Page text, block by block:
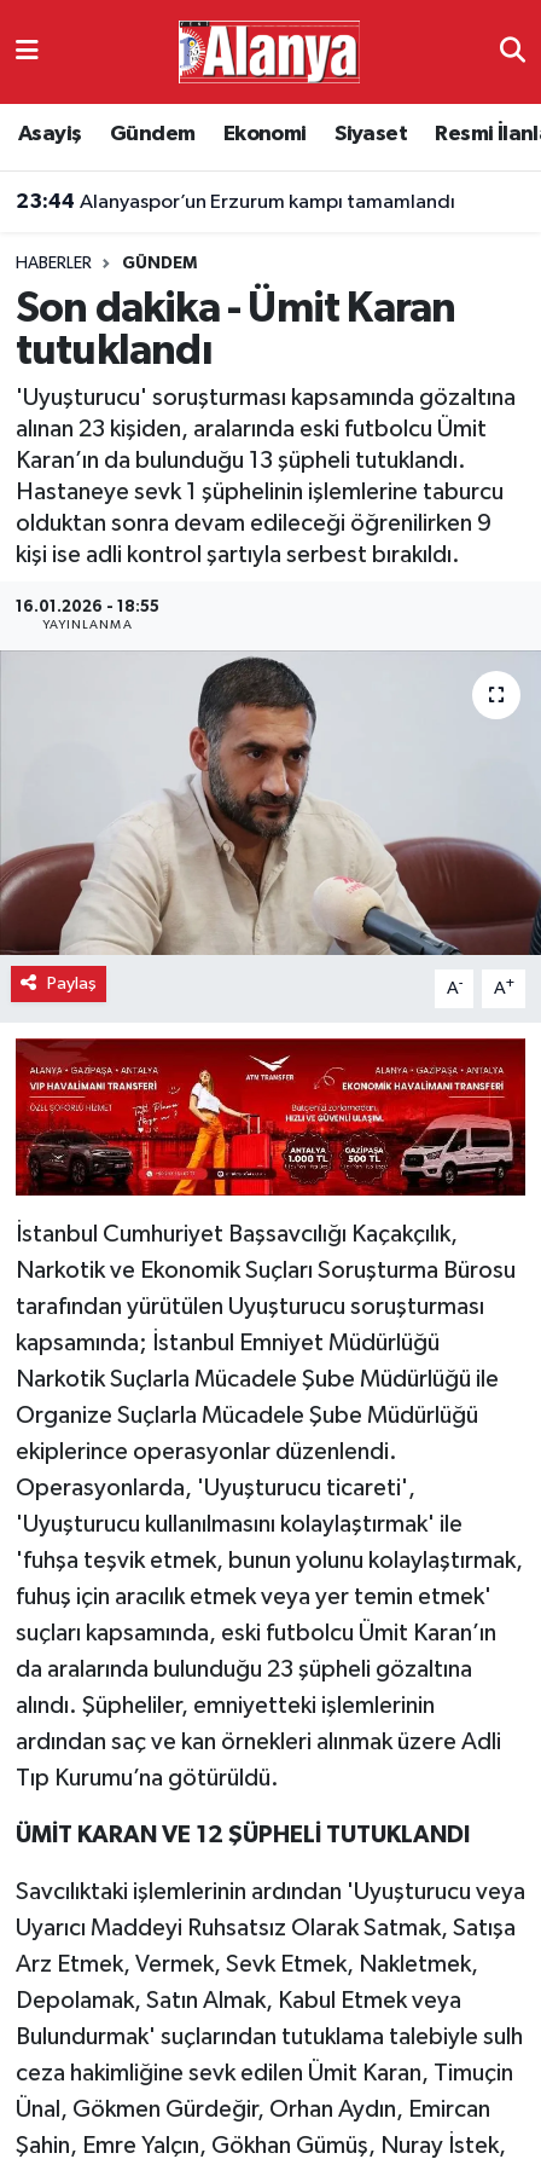
Asayiş Gündem Ekonomi Siyaset Resmi
23:44 Alanyaspor’un Erzurum kampı tamamlandı
HABERLER GÜNDEM
Son dakika - Ümit Karan
tutuklandı
'Uyuşturucu' soruşturması kapsamında gözaltına
alınan 23 kişiden, aralarında eski futbolcu Ümit
Karan’ın da bulunduğu 13 şüpheli tutuklandı.
Hastaneye sevk 1 şüphelinin işlemlerine taburcu
olduktan sonra devam edileceği öğrenilirken 9
kişi ise adli kontrol şartıyla serbest bırakıldı.
16.01.2026 - 18:55
YAYINLANMA
Paylaş A- A+
İstanbul Cumhuriyet Başsavcılığı Kaçakçılık,
Narkotik ve Ekonomik Suçları Soruşturma Bürosu
tarafından yürütülen Uyuşturucu soruşturması
kapsamında; İstanbul Emniyet Müdürlüğü
Narkotik Suçlarla Mücadele Şube Müdürlüğü ile
Organize Suçlarla Mücadele Şube Müdürlüğü
ekiplerince operasyonlar düzenlendi.
Operasyonlarda, 'Uyuşturucu ticareti',
'Uyuşturucu kullanılmasını kolaylaştırmak' ile
'fuhşa teşvik etmek, bunun yolunu kolaylaştırmak,
fuhuş için aracılık etmek veya yer temin etmek'
suçları kapsamında, eski futbolcu Ümit Karan’ın
da aralarında bulunduğu 23 şüpheli gözaltına
alındı. Şüpheliler, emniyetteki işlemlerinin
ardından saç ve kan örnekleri alınmak üzere Adli
Tıp Kurumu’na götürüldü.
ÜMİT KARAN VE 12 ŞÜPHELİ TUTUKLANDI
Savcılıktaki işlemlerinin ardından 'Uyuşturucu veya
Uyarıcı Maddeyi Ruhsatsız Olarak Satmak, Satışa
Arz Etmek, Vermek, Sevk Etmek, Nakletmek,
Depolamak, Satın Almak, Kabul Etmek veya
Bulundurmak' suçlarından tutuklama talebiyle sulh
ceza hakimliğine sevk edilen Ümit Karan, Timuçin
Ünal, Gökmen Gürdeğir, Orhan Aydın, Emircan
Şahin, Emre Yalçın, Gökhan Gümüş, Nuray İstek,
Ekonomi
Resmi İlanlar
Alanyaspor
Turizm
E-Gazete
Antalya Namaz Vakitleri
Süper Lig Puan Durumu ve Fikstür
Tüm Manşetler
Son Dakika Haberleri
Haber Arşivi